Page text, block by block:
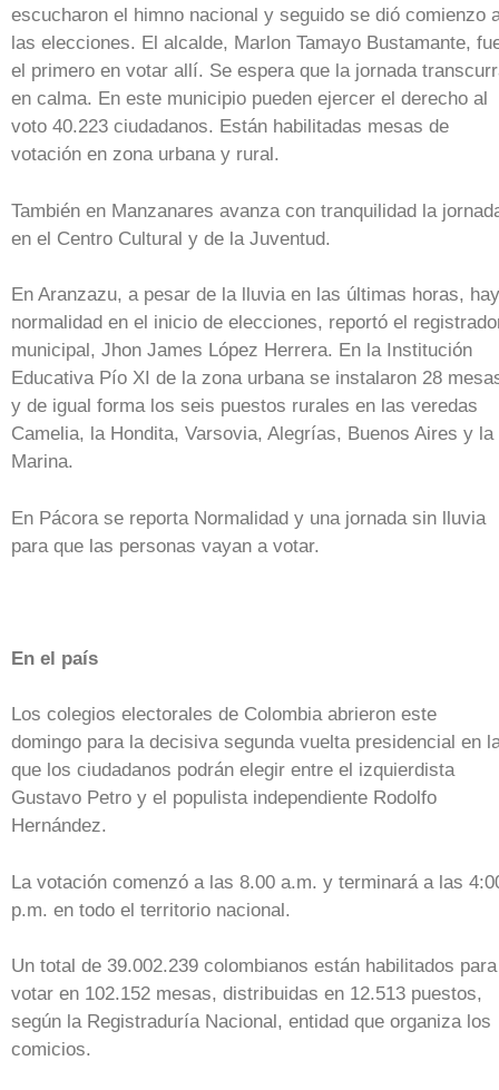
escucharon el himno nacional y seguido se dió comienzo
las elecciones. El alcalde, Marlon Tamayo Bustamante,
el primero en votar allí. Se espera que la jornada
en calma. En este municipio pueden ejercer el derecho al
voto 40.223 ciudadanos. Están habilitadas mesas de
votación en zona urbana y rural.
También en Manzanares avanza con tranquilidad la
en el Centro Cultural y de la Juventud.
En Aranzazu, a pesar de la lluvia en las últimas horas, hay
normalidad en el inicio de elecciones, reportó el
municipal, Jhon James López Herrera. En la Institución
Educativa Pío XI de la zona urbana se instalaron 28
y de igual forma los seis puestos rurales en las veredas
Camelia, la Hondita, Varsovia, Alegrías, Buenos Aires y la
Marina.
En Pácora se reporta Normalidad y una jornada sin lluvia
para que las personas vayan a votar.
En el país
Los colegios electorales de Colombia abrieron este
domingo para la decisiva segunda vuelta presidencial en
que los ciudadanos podrán elegir entre el izquierdista
Gustavo Petro y el populista independiente Rodolfo
Hernández.
La votación comenzó a las 8.00 a.m. y terminará a las
p.m. en todo el territorio nacional.
Un total de 39.002.239 colombianos están habilitados para
votar en 102.152 mesas, distribuidas en 12.513 puestos,
según la Registraduría Nacional, entidad que organiza los
comicios.